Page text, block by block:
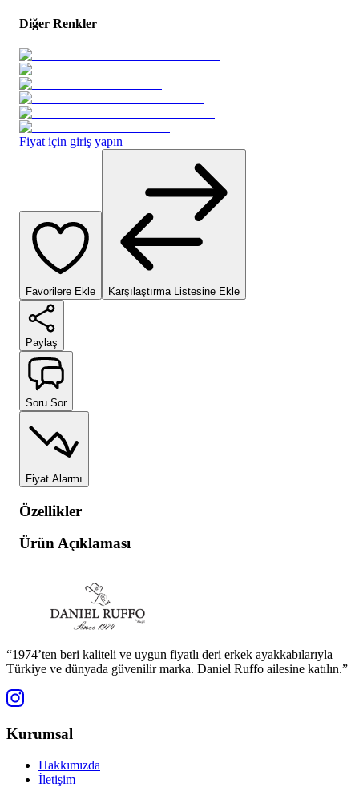
Diğer Renkler
Fiyat için giriş yapın
Favorilere Ekle Karşılaştırma Listesine Ekle
Paylaş
Soru Sor
Fiyat Alarmı
Özellikler
Ürün Açıklaması
“1974’ten beri kaliteli ve uygun fiyatlı deri erkek ayakkabılarıyla
Türkiye ve dünyada güvenilir marka. Daniel Ruffo ailesine katılın.”
Kurumsal
Hakkımızda
İletişim